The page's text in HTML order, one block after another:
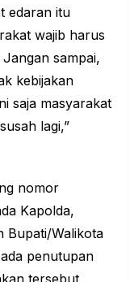
edaran itu
wajib harus
sampai,
kebijakan
saja masyarakat
lagi,”
nomor
Kapolda,
Bupati/Walikota
penutupan
tersebut